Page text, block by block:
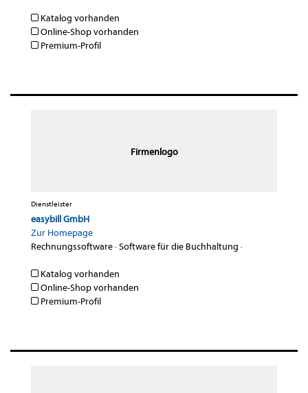
Katalog vorhanden
Online-Shop vorhanden
Premium-Profil
Firmenlogo
Dienstleister
easybill GmbH
Zur Homepage
Rechnungssoftware·Software für die Buchhaltung ·
Katalog vorhanden
Online-Shop vorhanden
Premium-Profil